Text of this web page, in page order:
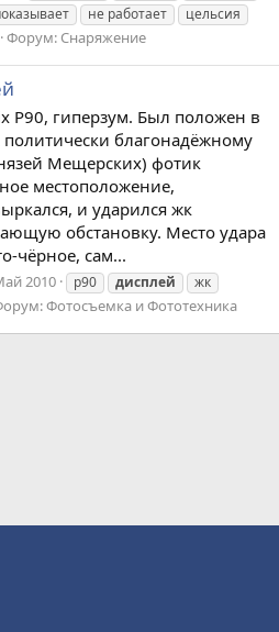
не работает
цельсия
Форум: Снаряжение
Р90, гиперзум. Был положен в
политически благонадёжному
Мещерских) фотик
местоположение,
и ударился жк
обстановку. Место удара
чёрное, сам...
2010 p90 дисплей
жк
Фотосъемка и Фототехника